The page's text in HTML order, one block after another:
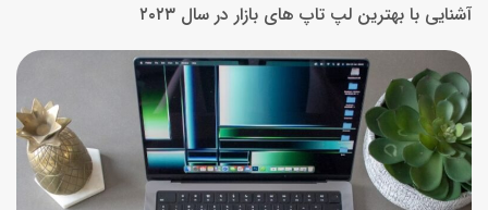
آشنایی با بهترین لپ تاپ های بازار در سال ۲۰۲۳